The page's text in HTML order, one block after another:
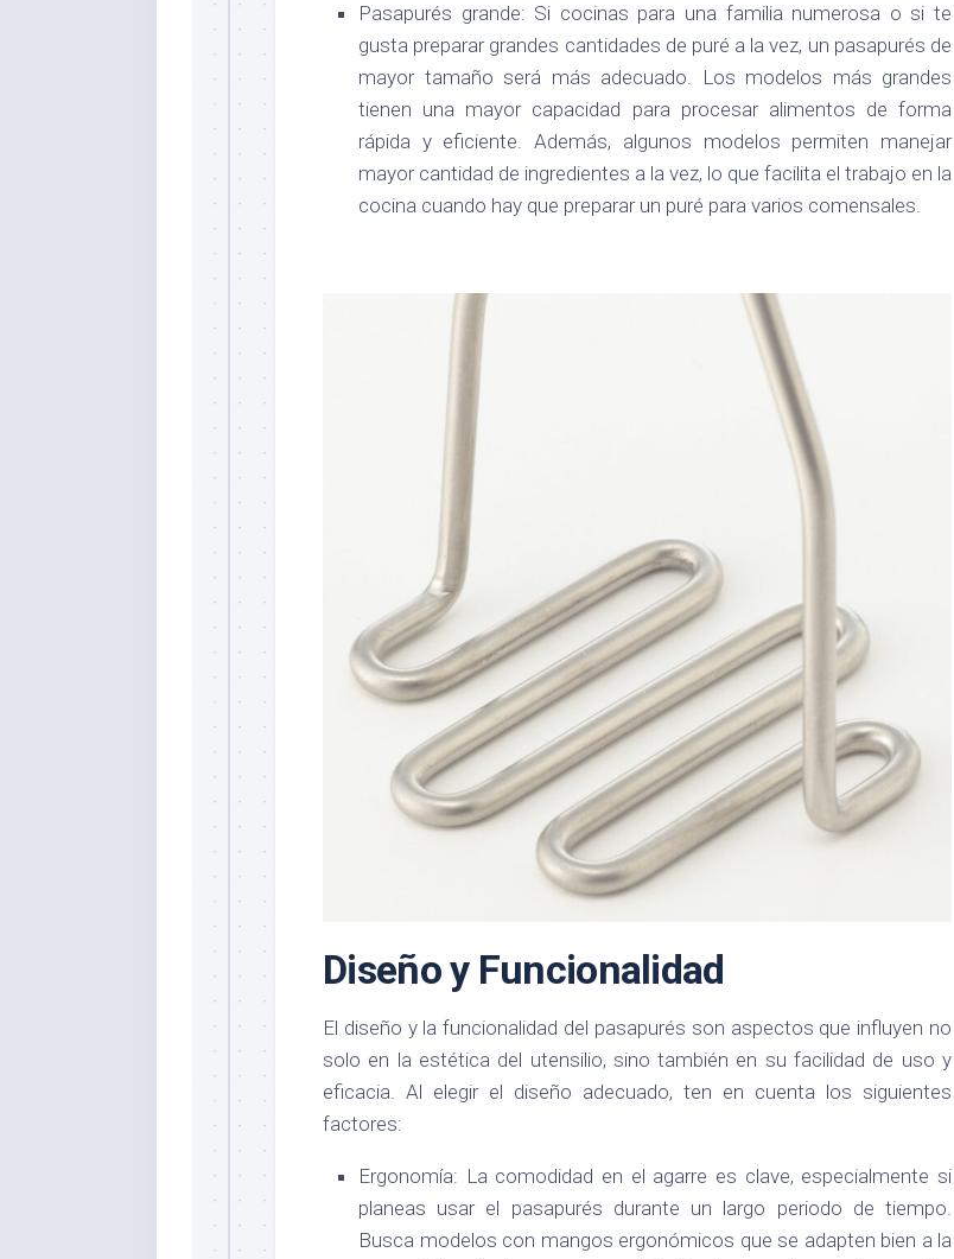
Pasapurés grande: Si cocinas para una familia numerosa o si te
gusta preparar grandes cantidades de puré a la vez, un pasapurés de
mayor tamaño será más adecuado. Los modelos más grandes
tienen una mayor capacidad para procesar alimentos de forma
rápida y eficiente. Además, algunos modelos permiten manejar
mayor cantidad de ingredientes a la vez, lo que facilita el trabajo en la
cocina cuando hay que preparar un puré para varios comensales.
Diseño y Funcionalidad
El diseño y la funcionalidad del pasapurés son aspectos que influyen no
solo en la estética del utensilio, sino también en su facilidad de uso y
eficacia. Al elegir el diseño adecuado, ten en cuenta los siguientes
factores:
Ergonomía: La comodidad en el agarre es clave, especialmente si
planeas usar el pasapurés durante un largo periodo de tiempo.
Busca modelos con mangos ergonómicos que se adapten bien a la